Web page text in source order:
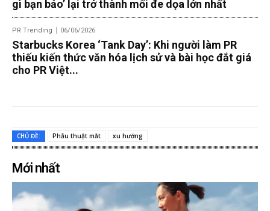
gì bạn bảo’ lại trở thành mối đe dọa lớn nhất
PR Trending 06/06/2026
Starbucks Korea ‘Tank Day’: Khi người làm PR
thiếu kiến thức văn hóa lịch sử và bài học đắt giá
cho PR Việt...
CHỦ ĐỀ: Phẫu thuật mắt xu hướng
Mới nhất